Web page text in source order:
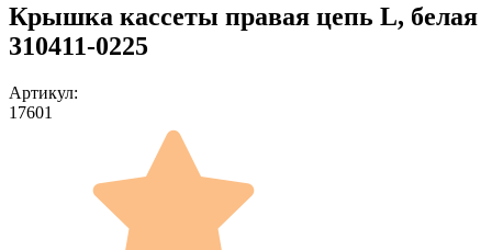
Крышка кассеты правая цепь L, белая
310411-0225
Артикул:
17601